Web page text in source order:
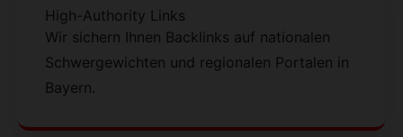
High-Authority Links
Wir sichern Ihnen Backlinks auf nationalen
Schwergewichten und regionalen Portalen in
Bayern.